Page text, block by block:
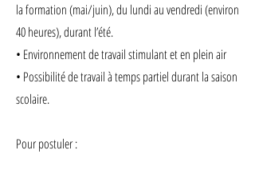
la formation (mai/juin), du lundi au vendredi (environ
40 heures), durant l’été.
• Environnement de travail stimulant et en plein air
• Possibilité de travail à temps partiel durant la saison
scolaire.
Pour postuler :